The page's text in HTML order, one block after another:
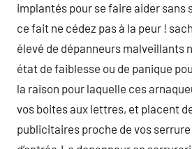
implantés pour se faire aider sans
ce fait ne cédez pas à la peur !
élevé de dépanneurs malveillants
état de faiblesse ou de panique
la raison pour laquelle ces
vos boites aux lettres, et placent
publicitaires proche de vos